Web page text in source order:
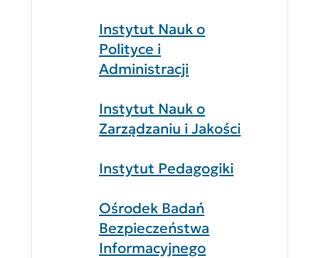
Instytut Nauk o
Polityce i
Administracji
Instytut Nauk o
Zarządzaniu i Jakości
Instytut Pedagogiki
Ośrodek Badań
Bezpieczeństwa
Informacyjnego